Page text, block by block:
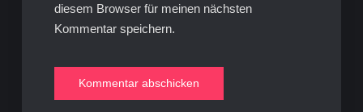
diesem Browser für meinen nächsten
Kommentar speichern.